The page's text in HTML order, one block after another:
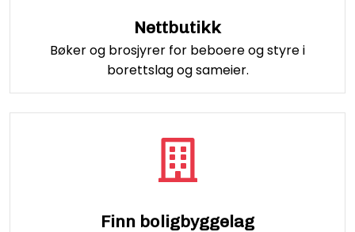
Nettbutikk
Bøker og brosjyrer for beboere og styre i
borettslag og sameier.
Finn boligbyggelag